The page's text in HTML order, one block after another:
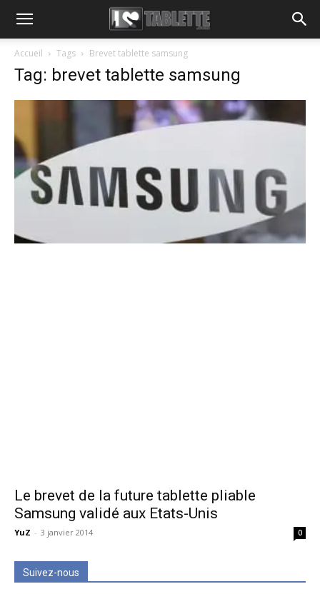
Accueil Tags Brevet tablette samsung
Tag: brevet tablette samsung
Le brevet de la future tablette pliable
Samsung validé aux Etats-Unis
YuZ - 3 janvier 2014 0
Suivez-nous